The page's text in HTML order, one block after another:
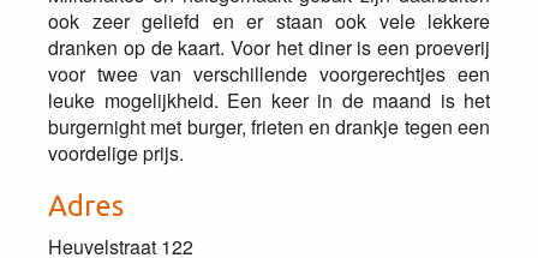
ook zeer geliefd en er staan ook vele lekkere
dranken op de kaart. Voor het diner is een proeverij
voor twee van verschillende voorgerechtjes een
leuke mogelijkheid. Een keer in de maand is het
burgernight met burger, frieten en drankje tegen een
voordelige prijs.
Adres
Heuvelstraat 122